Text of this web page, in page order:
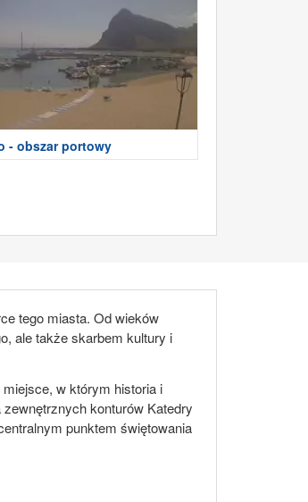
- obszar portowy
tego miasta. Od wieków
ale także skarbem kultury i
w którym historia i
konturów Katedry
punktem świętowania